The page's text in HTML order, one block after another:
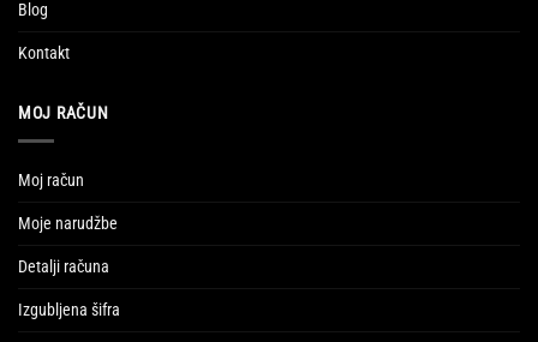
Blog
Kontakt
MOJ RAČUN
Moj račun
Moje narudžbe
Detalji računa
Izgubljena šifra